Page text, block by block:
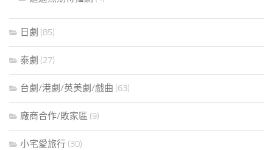
日劇 (85)
泰劇 (27)
台劇/港劇/英美劇/戲曲 (63)
廠商合作/敗家區 (9)
小宅愛旅行 (30)